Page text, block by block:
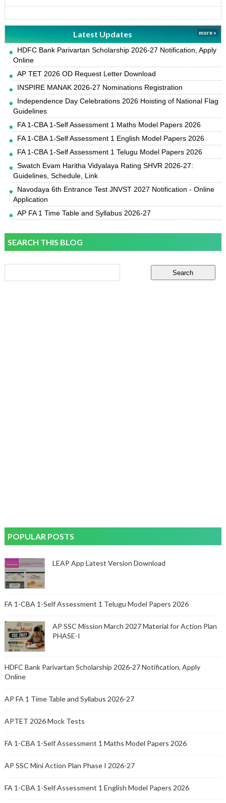
Latest Updates more »
HDFC Bank Parivartan Scholarship 2026-27 Notification, Apply
Online
AP TET 2026 OD Request Letter Download
INSPIRE MANAK 2026-27 Nominations Registration
Independence Day Celebrations 2026 Hoisting of National Flag
Guidelines
FA 1-CBA 1-Self Assessment 1 Maths Model Papers 2026
FA 1-CBA 1-Self Assessment 1 English Model Papers 2026
FA 1-CBA 1-Self Assessment 1 Telugu Model Papers 2026
Swatch Evam Haritha Vidyalaya Rating SHVR 2026-27:
Guidelines, Schedule, Link
Navodaya 6th Entrance Test JNVST 2027 Notification - Online
Application
AP FA 1 Time Table and Syllabus 2026-27
SEARCH THIS BLOG
POPULAR POSTS
LEAP App Latest Version Download
FA 1-CBA 1-Self Assessment 1 Telugu Model Papers 2026
AP SSC Mission March 2027 Material for Action Plan
PHASE-I
HDFC Bank Parivartan Scholarship 2026-27 Notification, Apply
Online
AP FA 1 Time Table and Syllabus 2026-27
APTET 2026 Mock Tests
FA 1-CBA 1-Self Assessment 1 Maths Model Papers 2026
AP SSC Mini Action Plan Phase I 2026-27
FA 1-CBA 1-Self Assessment 1 English Model Papers 2026